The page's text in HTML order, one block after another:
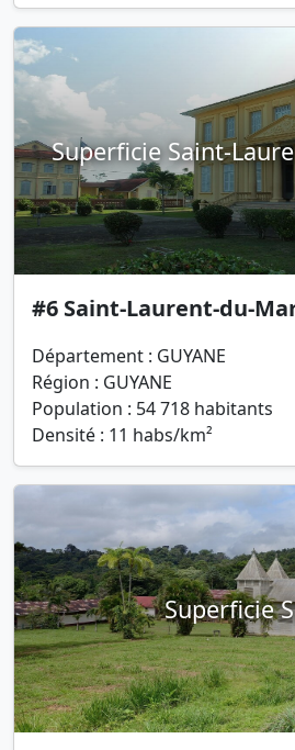
Superficie Saint-
#6 Saint-Laurent-du-
Département : GUYANE
Région : GUYANE
Population : 54 718 habitants
Densité : 11 habs/km²
Superficie